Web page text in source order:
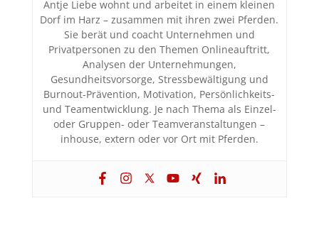
Antje Liebe wohnt und arbeitet in einem kleinen
Dorf im Harz – zusammen mit ihren zwei Pferden.
Sie berät und coacht Unternehmen und
Privatpersonen zu den Themen Onlineauftritt,
Analysen der Unternehmungen,
Gesundheitsvorsorge, Stressbewältigung und
Burnout-Prävention, Motivation, Persönlichkeits-
und Teamentwicklung. Je nach Thema als Einzel-
oder Gruppen- oder Teamveranstaltungen –
inhouse, extern oder vor Ort mit Pferden.